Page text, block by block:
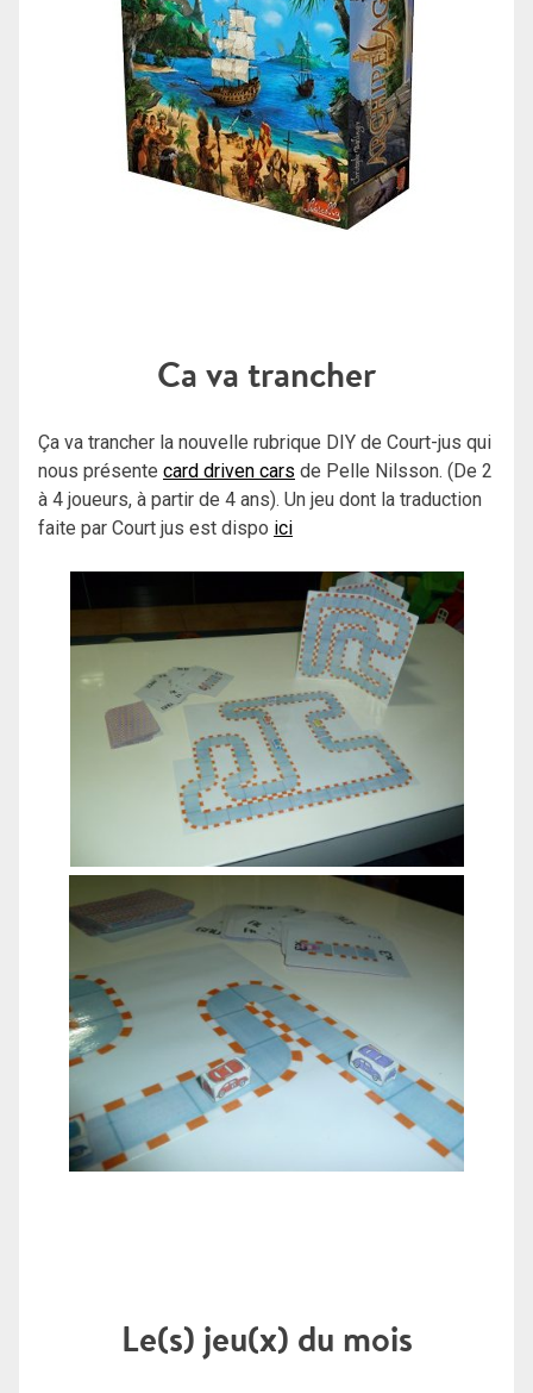
Ca va trancher
Ça va trancher la nouvelle rubrique DIY de Court-jus qui
nous présente card driven cars de Pelle Nilsson. (De 2
à 4 joueurs, à partir de 4 ans). Un jeu dont la traduction
faite par Court jus est dispo ici
Le(s) jeu(x) du mois